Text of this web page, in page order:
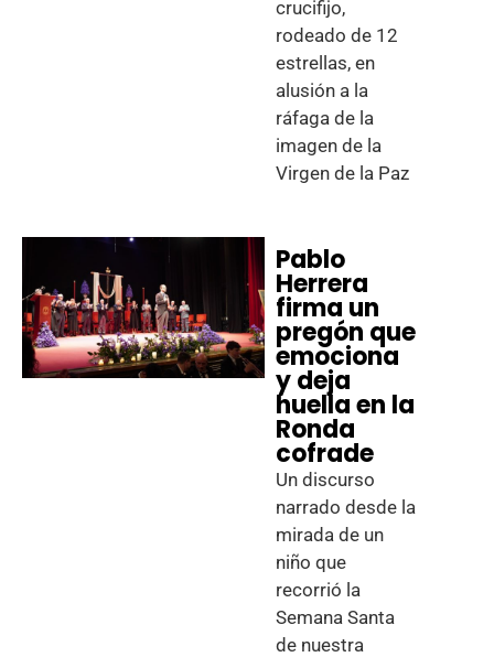
crucifijo,
rodeado de 12
estrellas, en
alusión a la
ráfaga de la
imagen de la
Virgen de la Paz
Pablo
Herrera
firma un
pregón que
emociona
y deja
huella en la
Ronda
cofrade
Un discurso
narrado desde la
mirada de un
niño que
recorrió la
Semana Santa
de nuestra